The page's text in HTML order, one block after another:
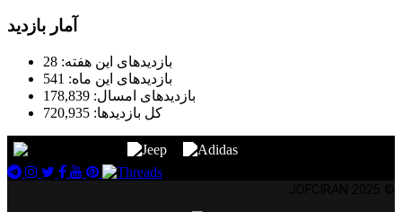
آمار بازدید
بازدیدهای این هفته: 28
بازدیدهای این ماه: 541
بازدیدهای امسال: 178,839
کل بازدیدها: 720,935